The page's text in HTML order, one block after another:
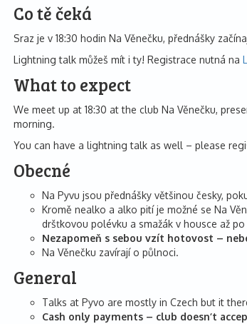
Co tě čeká
Sraz je v 18:30 hodin Na Věnečku, přednášky
Lightning talk můžeš mít i ty! Registrace nutná na
What to expect
We meet up at 18:30 at the club Na Věnečku,
morning.
You can have a lightning talk as well – please
Obecné
Na Pyvu jsou přednášky většinou česky,
Kromě nealko a alko pití je možné se Na
dršťkovou polévku a smažák v housce až
Nezapomeň s sebou vzít hotovost –
Na Věnečku zavírají o půlnoci.
General
Talks at Pyvo are mostly in Czech but it
Cash only payments – club doesn’t